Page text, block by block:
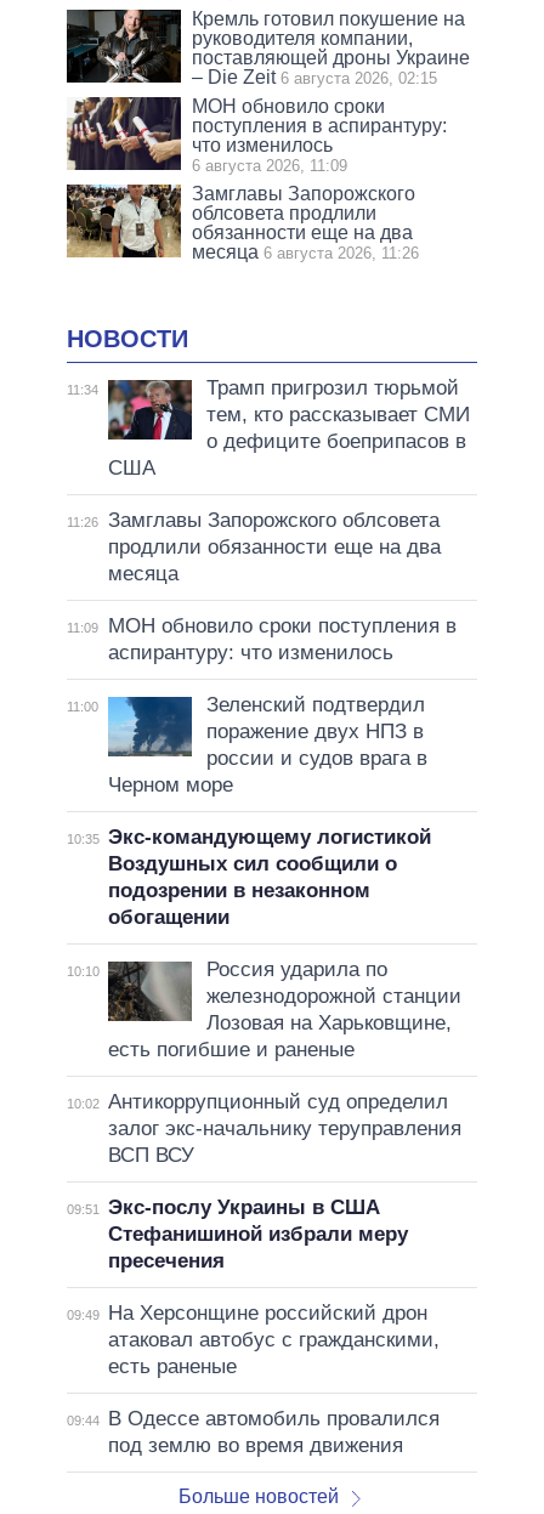
Кремль готовил покушение на
руководителя компании,
поставляющей дроны Украине
– Die Zeit 6 августа 2026, 02:15
МОН обновило сроки
поступления в аспирантуру:
что изменилось
6 августа 2026, 11:09
Замглавы Запорожского
облсовета продлили
обязанности еще на два
месяца 6 августа 2026, 11:26
НОВОСТИ
11:34
Трамп пригрозил тюрьмой
тем, кто рассказывает СМИ
о дефиците боеприпасов в
США
11:26
Замглавы Запорожского облсовета
продлили обязанности еще на два
месяца
11:09
МОН обновило сроки поступления в
аспирантуру: что изменилось
11:00
Зеленский подтвердил
поражение двух НПЗ в
россии и судов врага в
Черном море
10:35 Экс-командующему логистикой
Воздушных сил сообщили о
подозрении в незаконном
обогащении
10:10
Россия ударила по
железнодорожной станции
Лозовая на Харьковщине,
есть погибшие и раненые
10:02 Антикоррупционный суд определил
залог экс-начальнику теруправления
ВСП ВСУ
09:51
Экс-послу Украины в США
Стефанишиной избрали меру
пресечения
09:49
На Херсонщине российский дрон
атаковал автобус с гражданскими,
есть раненые
09:44
В Одессе автомобиль провалился
под землю во время движения
Больше новостей